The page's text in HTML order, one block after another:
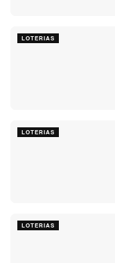
LOTERIAS
LOTERIAS
LOTERIAS